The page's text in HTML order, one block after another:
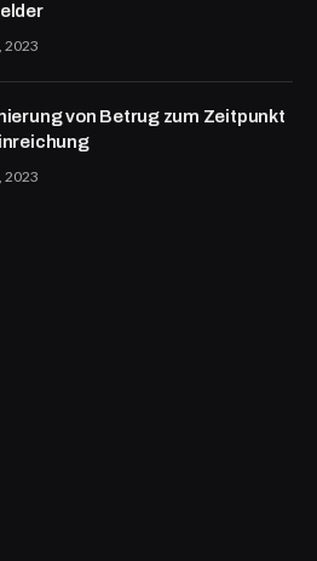
2023
von Betrug zum Zeitpunkt
2023